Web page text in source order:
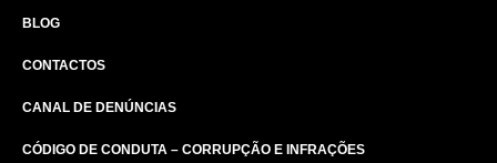
BLOG
CONTACTOS
CANAL DE DENÚNCIAS
CÓDIGO DE CONDUTA – CORRUPÇÃO E INFRAÇÕES